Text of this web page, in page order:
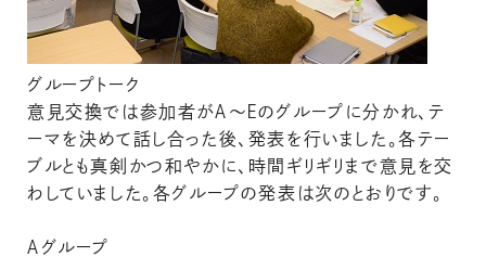
グループトーク
意見交換では参加者がＡ～Ｅのグループに分かれ、テ
ーマを決めて話し合った後、発表を行いました。各テー
ブルとも真剣かつ和やかに、時間ギリギリまで意見を交
わしていました。各グループの発表は次のとおりです。
Ａグループ